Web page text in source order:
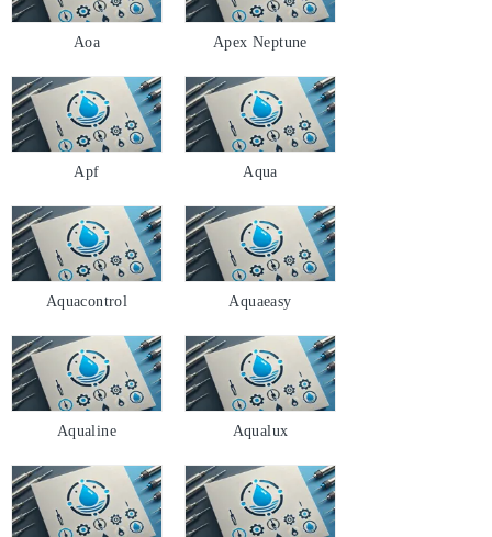
Aoa Apex Neptune
Apf Aqua
Aquacontrol Aquaeasy
Aqualine Aqualux